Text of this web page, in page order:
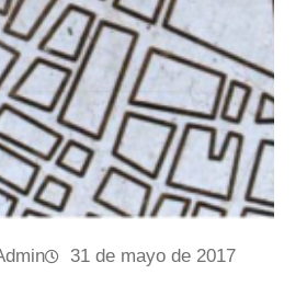
31 de mayo de 2017